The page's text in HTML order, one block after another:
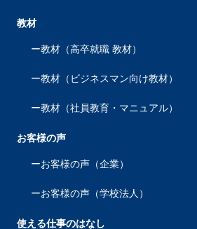
教材
教材（高卒就職 教材）
教材（ビジネスマン向け教材）
教材（社員教育・マニュアル）
お客様の声
お客様の声（企業）
お客様の声（学校法人）
使える仕事のはなし